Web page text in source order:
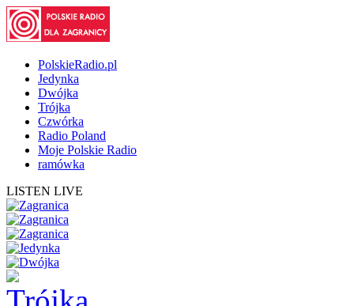
PolskieRadio.pl
Jedynka
Dwójka
Trójka
Czwórka
Radio Poland
Moje Polskie Radio
ramówka
LISTEN LIVE